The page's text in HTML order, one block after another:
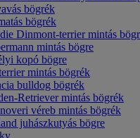
bögrék
bögrék
Dinmont-terrier mintás
mintás bögre
kopó bögre
mintás bögrék
bulldog bögrék
Retriever mintás bögrék
véreb mintás bögrék
juhászkutyás bögre